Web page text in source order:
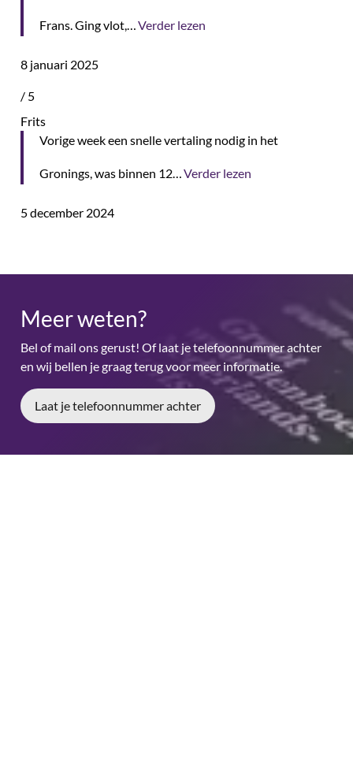
Frans. Ging vlot,… Verder lezen
8 januari 2025
/ 5
Frits
Vorige week een snelle vertaling nodig in het
Gronings, was binnen 12… Verder lezen
5 december 2024
Meer weten?
Bel of mail ons gerust! Of laat je telefoonnummer achter
en wij bellen je graag terug voor meer informatie.
Laat je telefoonnummer achter